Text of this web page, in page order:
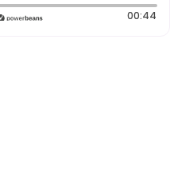
0 segundos 00:44